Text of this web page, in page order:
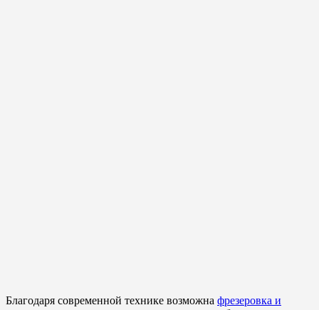
Благодаря современной технике возможна фрезеровка и